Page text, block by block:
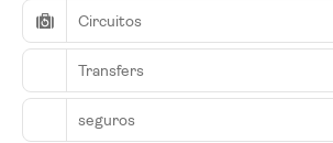
Circuitos
Transfers
seguros